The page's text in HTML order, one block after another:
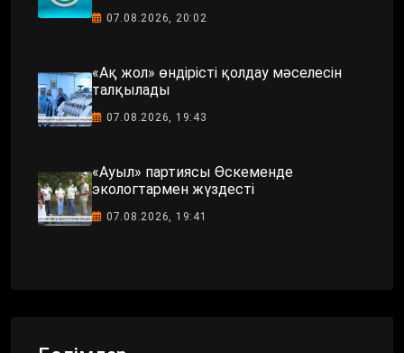
07.08.2026, 20:02
«Ақ жол» өндірісті қолдау мәселесін
талқылады
07.08.2026, 19:43
«Ауыл» партиясы Өскеменде
экологтармен жүздесті
07.08.2026, 19:41